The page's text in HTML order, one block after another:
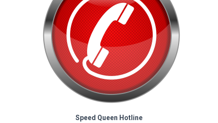
Speed Queen Hotline